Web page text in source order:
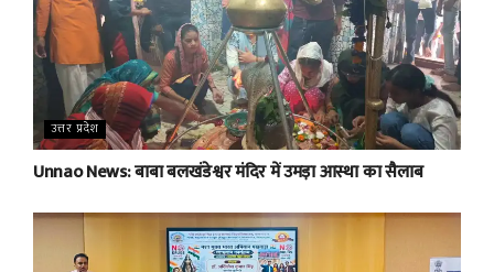
उत्तर प्रदेश
Unnao News: बाबा बलखंडेश्वर मंदिर में उमड़ा आस्था का सैलाब